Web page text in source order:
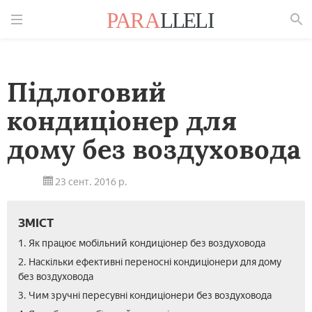
Підлоговий
кондиціонер для
дому без воздуховода
23 сент. 2016 р.
ЗМІСТ
1. Як працює мобільний кондиціонер без воздуховода
2. Наскільки ефективні переносні кондиціонери для дому
без воздуховода
3. Чим зручні пересувні кондиціонери без воздуховода